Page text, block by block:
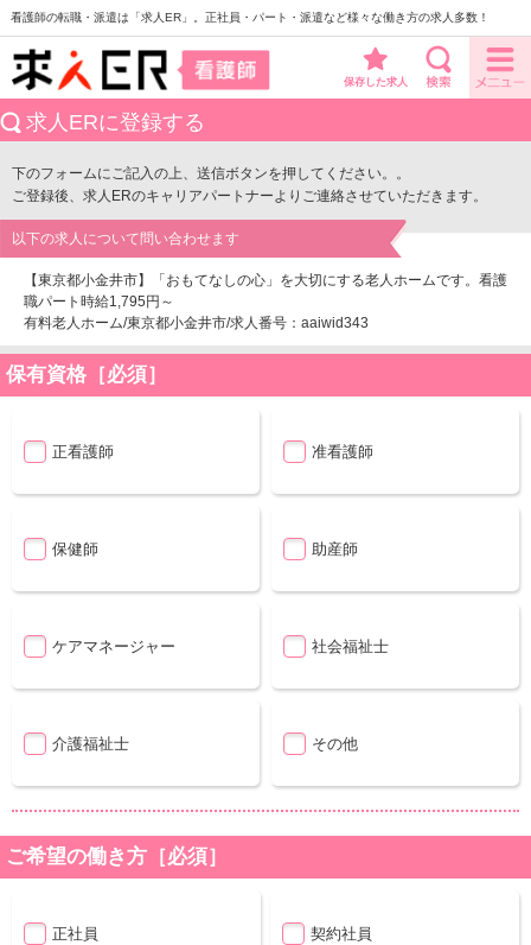
看護師の転職・派遣は「求人ER」。正社員・パート・派遣など様々な働き方の求人多数！
保存した求人
求人ERに登録する
下のフォームにご記入の上、送信ボタンを押してください。。
ご登録後、求人ERのキャリアパートナーよりご連絡させていただきます。
以下の求人について問い合わせます
【東京都小金井市】「おもてなしの心」を大切にする老人ホームです。看護
職パート時給1,795円～
有料老人ホーム/東京都小金井市/求人番号：aaiwid343
保有資格［必須］
正看護師 准看護師
保健師 助産師
ケアマネージャー 社会福祉士
介護福祉士 その他
ご希望の働き方［必須］
正社員 契約社員